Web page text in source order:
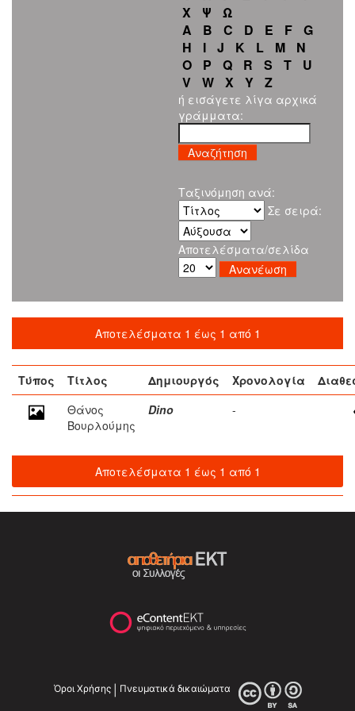
Χ
Ψ
Ω
A
B C D E F
G
H
I J K L M
N
O
P Q R S T
U
V
W X Y Z
ή εισάγετε λίγα αρχικά
γράμματα:
Ταξινόμηση ανά:
Σε σειρά:
Αποτελέσματα/σελίδα
Αποτελέσματα 1 έως 1 από 1
Τύπος Τίτλος Δημιουργός Χρονολογία
Θάνος
Βουρλούμης
Dino -
Αποτελέσματα 1 έως 1 από 1